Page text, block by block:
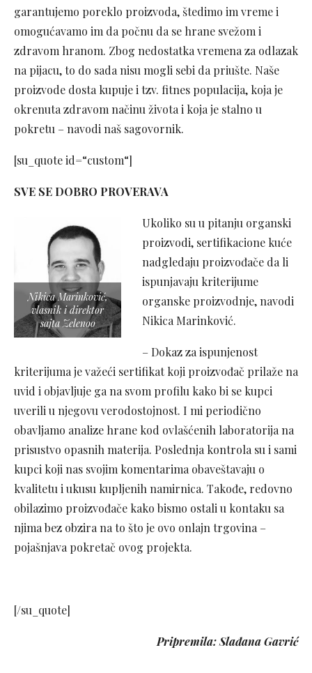
garantujemo poreklo proizvoda, štedimo im vreme i
omogućavamo im da počnu da se hrane svežom i
zdravom hranom. Zbog nedostatka vremena za odlazak
na pijacu, to do sada nisu mogli sebi da priušte. Naše
proizvode dosta kupuje i tzv. fitnes populacija, koja je
okrenuta zdravom načinu života i koja je stalno u
pokretu – navodi naš sagovornik.
[su_quote id=“custom“]
SVE SE DOBRO PROVERAVA
Nikica Marinković,
vlasnik i direktor
sajta Zelenoo
Ukoliko su u pitanju organski
proizvodi, sertifikacione kuće
nadgledaju proizvođače da li
ispunjavaju kriterijume
organske proizvodnje, navodi
Nikica Marinković.
– Dokaz za ispunjenost
kriterijuma je važeći sertifikat koji proizvođač prilaže na
uvid i objavljuje ga na svom profilu kako bi se kupci
uverili u njegovu verodostojnost. I mi periodično
obavljamo analize hrane kod ovlašćenih laboratorija na
prisustvo opasnih materija. Poslednja kontrola su i sami
kupci koji nas svojim komentarima obaveštavaju o
kvalitetu i ukusu kupljenih namirnica. Takođe, redovno
obilazimo proizvođače kako bismo ostali u kontaku sa
njima bez obzira na to što je ovo onlajn trgovina –
pojašnjava pokretač ovog projekta.
[/su_quote]
Pripremila: Slađana Gavrić